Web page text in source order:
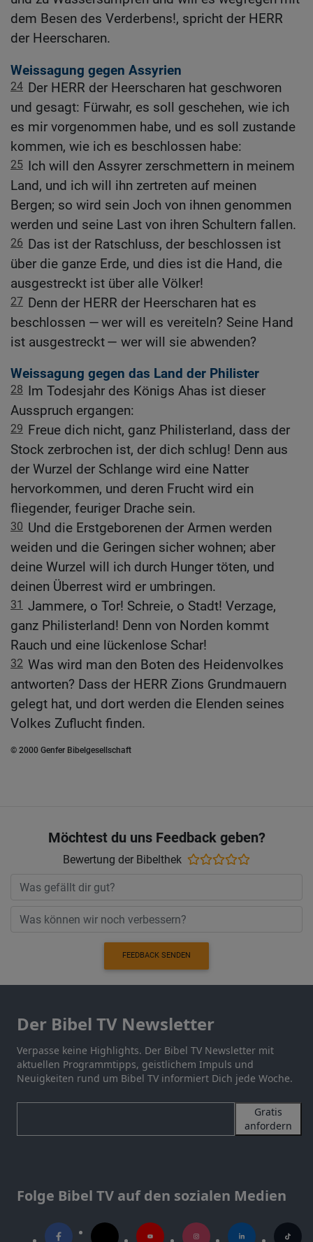
dem Besen des Verderbens!, spricht der HERR
der Heerscharen.
Weissagung gegen Assyrien
24 Der HERR der Heerscharen hat geschworen
und gesagt: Fürwahr, es soll geschehen, wie ich
es mir vorgenommen habe, und es soll zustande
kommen, wie ich es beschlossen habe:
25 Ich will den Assyrer zerschmettern in meinem
Land, und ich will ihn zertreten auf meinen
Bergen; so wird sein Joch von ihnen genommen
werden und seine Last von ihren Schultern fallen.
26 Das ist der Ratschluss, der beschlossen ist
über die ganze Erde, und dies ist die Hand, die
ausgestreckt ist über alle Völker!
27 Denn der HERR der Heerscharen hat es
beschlossen — wer will es vereiteln? Seine Hand
ist ausgestreckt — wer will sie abwenden?
Weissagung gegen das Land der Philister
28 Im Todesjahr des Königs Ahas ist dieser
Ausspruch ergangen:
29 Freue dich nicht, ganz Philisterland, dass der
Stock zerbrochen ist, der dich schlug! Denn aus
der Wurzel der Schlange wird eine Natter
hervorkommen, und deren Frucht wird ein
fliegender, feuriger Drache sein.
30 Und die Erstgeborenen der Armen werden
weiden und die Geringen sicher wohnen; aber
deine Wurzel will ich durch Hunger töten, und
deinen Überrest wird er umbringen.
31 Jammere, o Tor! Schreie, o Stadt! Verzage,
ganz Philisterland! Denn von Norden kommt
Rauch und eine lückenlose Schar!
32 Was wird man den Boten des Heidenvolkes
antworten? Dass der HERR Zions Grundmauern
gelegt hat, und dort werden die Elenden seines
Volkes Zuflucht finden.
© 2000 Genfer Bibelgesellschaft
Möchtest du uns Feedback geben?
Bewertung der Bibelthek
FEEDBACK SENDEN
Der Bibel TV Newsletter
Verpasse keine Highlights. Der Bibel TV Newsletter mit
aktuellen Programmtipps, geistlichem Impuls und
Neuigkeiten rund um Bibel TV informiert Dich jede Woche.
Gratis
anfordern
Folge Bibel TV auf den sozialen Medien